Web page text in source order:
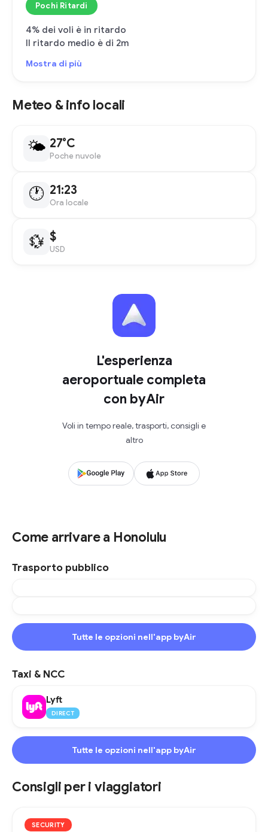
Pochi Ritardi
4% dei voli è in ritardo
Il ritardo medio è di 2m
Mostra di più
Meteo & info locali
🌤 27°C
Poche nuvole
🕐 21:23
Ora locale
💱 $
USD
L'esperienza
aeroportuale completa
con byAir
Voli in tempo reale, trasporti, consigli e
altro
Come arrivare a Honolulu
Trasporto pubblico
Tutte le opzioni nell'app byAir
Taxi & NCC
Lyft
DIRECT
Tutte le opzioni nell'app byAir
Consigli per i viaggiatori
SECURITY